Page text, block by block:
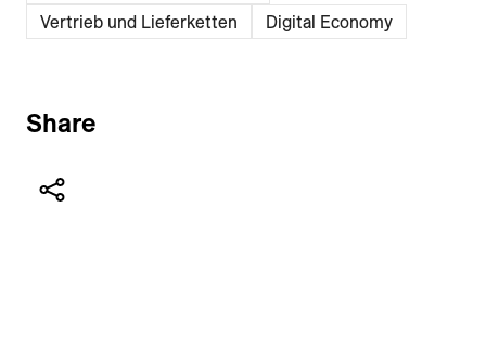
Vertrieb und Lieferketten
Digital Economy
Share